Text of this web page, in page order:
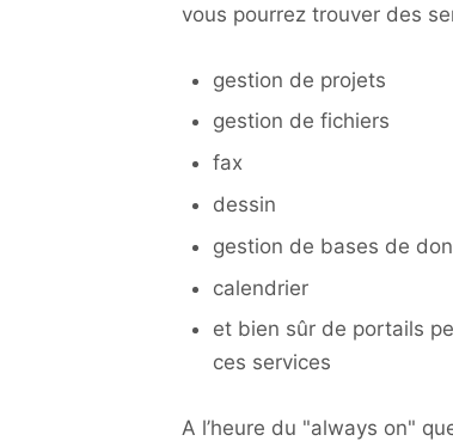
vous pourrez trouver des
gestion de projets
gestion de fichiers
fax
dessin
gestion de bases de
calendrier
et bien sûr de portails
ces services
A l’heure du "always on"